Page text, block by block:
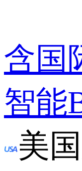
含国
智能
美